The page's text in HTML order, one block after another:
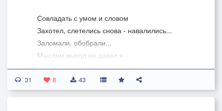
Совладать с умом и словом
Захотел, слетелись снова - навалились...
Заломали, обобрали...
Мыслям выход не давал я -
Переполнились, помялись,
Отвалились бесполезные
И каждый раз всё снова...
31 8 43